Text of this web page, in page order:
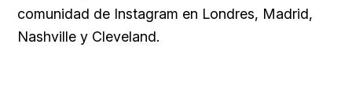
comunidad de Instagram en Londres, Madrid,
Nashville y Cleveland.